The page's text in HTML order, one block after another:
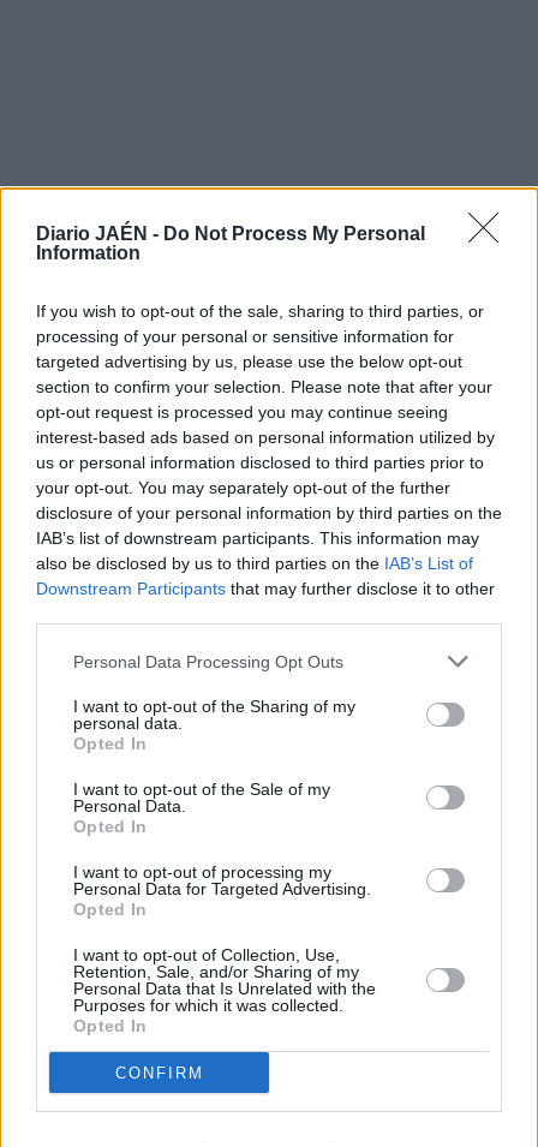
Diario JAÉN - Do Not Process My Personal
Information
If you wish to opt-out of the sale, sharing to third parties, or
processing of your personal or sensitive information for
targeted advertising by us, please use the below opt-out
section to confirm your selection. Please note that after your
opt-out request is processed you may continue seeing
interest-based ads based on personal information utilized by
us or personal information disclosed to third parties prior to
your opt-out. You may separately opt-out of the further
disclosure of your personal information by third parties on the
IAB’s list of downstream participants. This information may
also be disclosed by us to third parties on the IAB’s List of
Downstream Participants that may further disclose it to other
Personal Data Processing Opt Outs
I want to opt-out of the Sharing of my
personal data.
Opted In
I want to opt-out of the Sale of my
Personal Data.
Opted In
I want to opt-out of processing my
Personal Data for Targeted Advertising.
Opted In
I want to opt-out of Collection, Use,
Retention, Sale, and/or Sharing of my
Personal Data that Is Unrelated with the
Purposes for which it was collected.
Opted In
CONFIRM
LO MÁS LEÍDO
Provincia
Estos son 5 de los pueblos con
menos vecinos de la provincia de
Jaén
Jaén
Jaén llora la pérdida de Manuel
Valenzuela Civantos